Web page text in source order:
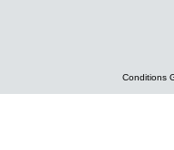
Conditions